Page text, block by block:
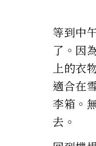
等到中
了。因
上的衣
適合在
李箱。
去。